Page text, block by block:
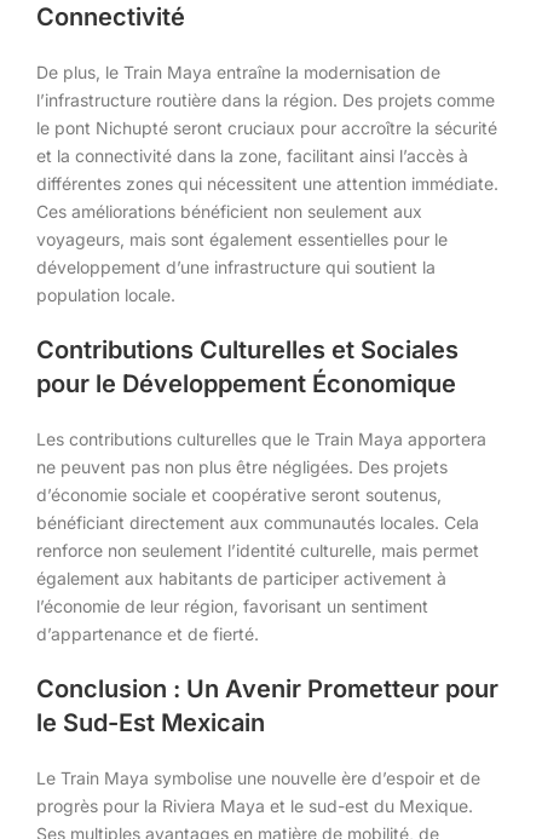
Connectivité
De plus, le Train Maya entraîne la modernisation de
l’infrastructure routière dans la région. Des projets comme
le pont Nichupté seront cruciaux pour accroître la sécurité
et la connectivité dans la zone, facilitant ainsi l’accès à
différentes zones qui nécessitent une attention immédiate.
Ces améliorations bénéficient non seulement aux
voyageurs, mais sont également essentielles pour le
développement d’une infrastructure qui soutient la
population locale.
Contributions Culturelles et Sociales
pour le Développement Économique
Les contributions culturelles que le Train Maya apportera
ne peuvent pas non plus être négligées. Des projets
d’économie sociale et coopérative seront soutenus,
bénéficiant directement aux communautés locales. Cela
renforce non seulement l’identité culturelle, mais permet
également aux habitants de participer activement à
l’économie de leur région, favorisant un sentiment
d’appartenance et de fierté.
Conclusion : Un Avenir Prometteur pour
le Sud-Est Mexicain
Le Train Maya symbolise une nouvelle ère d’espoir et de
progrès pour la Riviera Maya et le sud-est du Mexique.
Ses multiples avantages en matière de mobilité, de